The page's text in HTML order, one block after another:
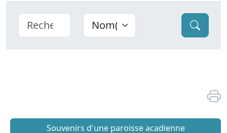
Souvenirs d'une paroisse acadienne